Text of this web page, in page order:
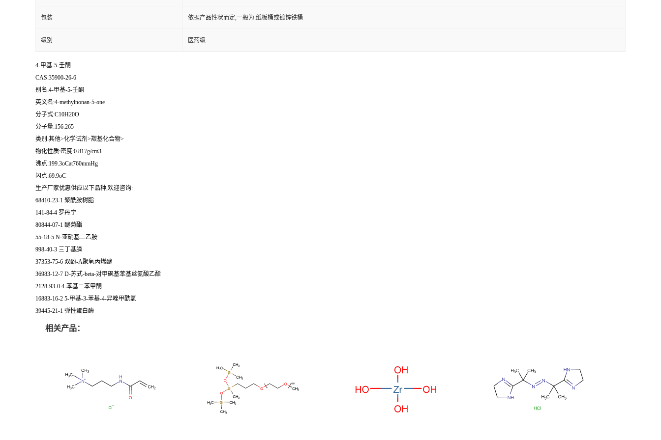
包装 依据产品性状而定,一般为:纸板桶或镀锌铁桶
级别 医药级
4-甲基-5-壬酮
CAS:35900-26-6
别名:4-甲基-5-壬酮
英文名:4-methylnonan-5-one
分子式:C10H20O
分子量:156.265
类别:其他>化学试剂>羰基化合物>
物化性质:密度:0.817g/cm3
沸点:199.3oCat760mmHg
闪点:69.9oC
生产厂家优惠供应以下品种,欢迎咨询:
68410-23-1 聚酰胺树脂
141-84-4 罗丹宁
80844-07-1 醚菊酯
55-18-5 N-亚硝基二乙胺
998-40-3 三丁基膦
37353-75-6 双酚-A聚氧丙烯醚
36983-12-7 D-苏式-beta-对甲砜基苯基丝氨酸乙酯
2128-93-0 4-苯基二苯甲酮
16883-16-2 5-甲基-3-苯基-4-异唑甲酰氯
39445-21-1 弹性蛋白酶
相关产品：